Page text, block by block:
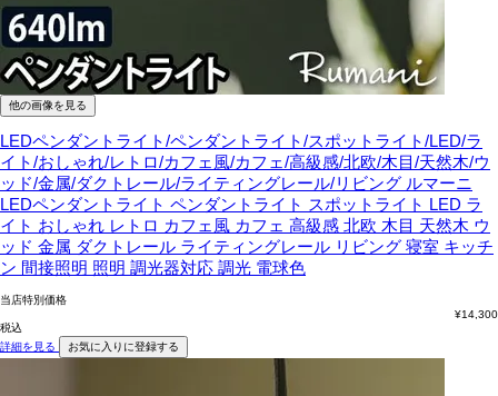
他の画像を見る
LEDペンダントライト/ペンダントライト/スポットライト/LED/ラ
イト/おしゃれ/レトロ/カフェ風/カフェ/高級感/北欧/木目/天然木/ウ
ッド/金属/ダクトレール/ライティングレール/リビング ルマーニ
LEDペンダントライト ペンダントライト スポットライト LED ラ
イト おしゃれ レトロ カフェ風 カフェ 高級感 北欧 木目 天然木 ウ
ッド 金属 ダクトレール ライティングレール リビング 寝室 キッチ
ン 間接照明 照明 調光器対応 調光 電球色
当店特別価格
¥14,300
税込
詳細を見る
お気に入りに登録する